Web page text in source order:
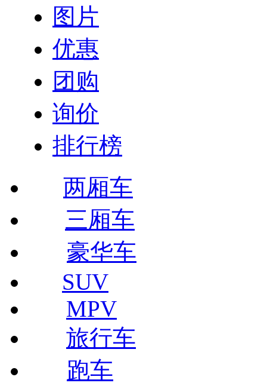
图片
优惠
团购
询价
排行榜
两厢车
三厢车
豪华车
SUV
MPV
旅行车
跑车